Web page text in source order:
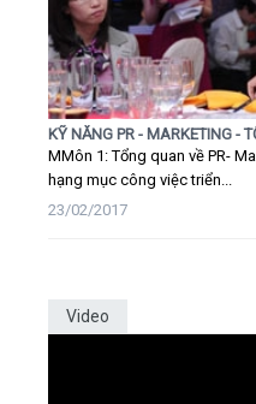
KỸ NĂNG PR - MARKETING -
MMôn 1: Tổng quan về PR-
hạng mục công việc triển...
23/02/2017
Video